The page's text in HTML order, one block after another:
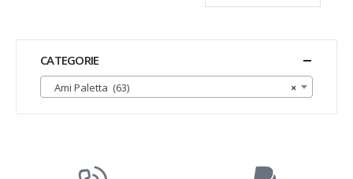
CATEGORIE
×
Ami Paletta (63)